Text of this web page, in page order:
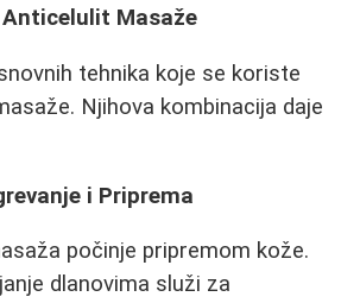
Anticelulit Masaže
tehnika koje se koriste
Njihova kombinacija daje
i Priprema
počinje pripremom kože.
dlanovima služi za